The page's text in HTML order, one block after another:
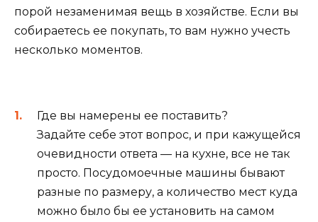
порой незаменимая вещь в хозяйстве. Если вы
собираетесь ее покупать, то вам нужно учесть
несколько моментов.
Где вы намерены ее поставить?
Задайте себе этот вопрос, и при кажущейся
очевидности ответа — на кухне, все не так
просто. Посудомоечные машины бывают
разные по размеру, а количество мест куда
можно было бы ее установить на самом